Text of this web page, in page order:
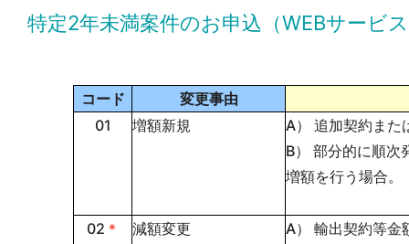
特定2年未満案件のお申込（WEBサービ
コード
変更事由
01
増額新規
A） 追加契約また
B） 部分的に順次
増額を行う場合。
02 ＊ 減額変更
A） 輸出契約等金